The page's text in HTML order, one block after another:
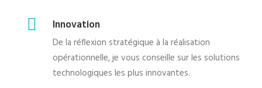
Innovation
De la réflexion stratégique à la réalisation
opérationnelle, je vous conseille sur les solutions
technologiques les plus innovantes.